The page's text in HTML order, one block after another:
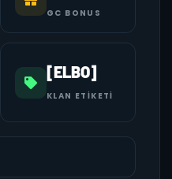
GC BONUS
[ELBO]
KLAN ETIKETI